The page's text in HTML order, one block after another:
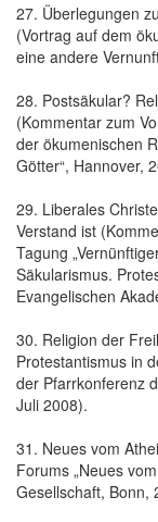
27. Überlegungen
(Vortrag auf dem
eine andere
28. Postsäkular?
(Kommentar zum
der ökumenischen
Götter“, Hannover,
29. Liberales
Verstand ist
Tagung
Säkularismus.
Evangelischen
30. Religion der
Protestantismus in
der Pfarrkonferenz
Juli 2008).
31. Neues vom
Forums „Neues
Gesellschaft, Bonn,